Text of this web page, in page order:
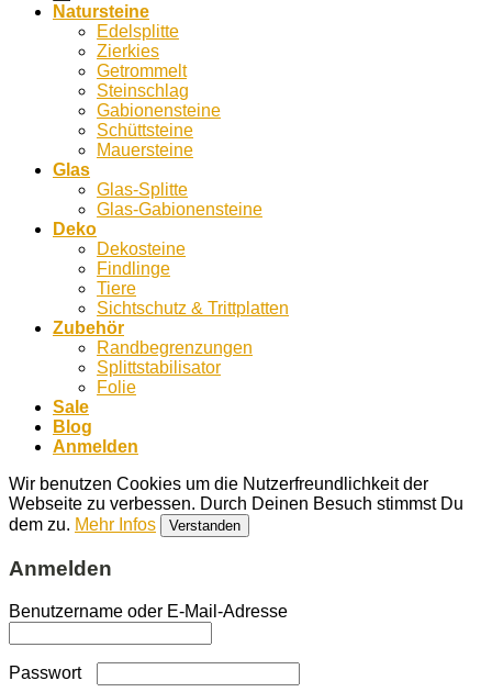
Natursteine
Edelsplitte
Zierkies
Getrommelt
Steinschlag
Gabionensteine
Schüttsteine
Mauersteine
Glas
Glas-Splitte
Glas-Gabionensteine
Deko
Dekosteine
Findlinge
Tiere
Sichtschutz & Trittplatten
Zubehör
Randbegrenzungen
Splittstabilisator
Folie
Sale
Blog
Anmelden
Wir benutzen Cookies um die Nutzerfreundlichkeit der
Webseite zu verbessen. Durch Deinen Besuch stimmst Du
dem zu. Mehr Infos Verstanden
Anmelden
Benutzername oder E-Mail-Adresse
Passwort